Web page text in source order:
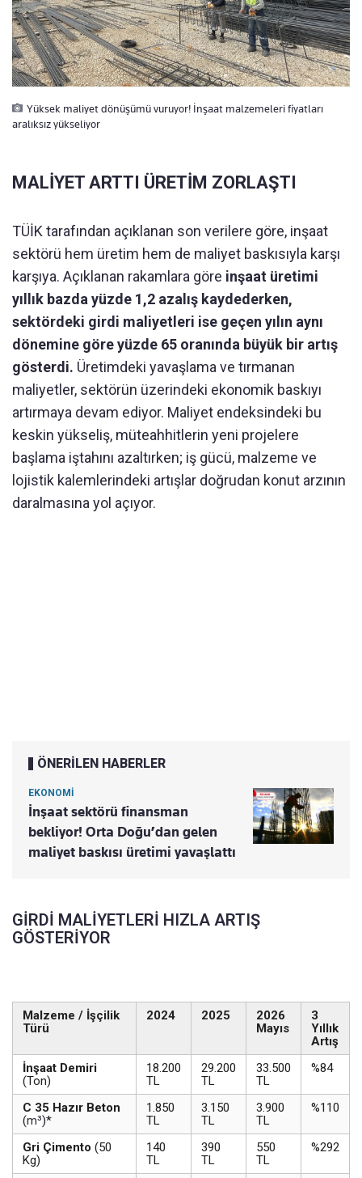
Yüksek maliyet dönüşümü vuruyor! İnşaat malzemeleri fiyatları
aralıksız yükseliyor
MALİYET ARTTI ÜRETİM ZORLAŞTI
TÜİK tarafından açıklanan son verilere göre, inşaat
sektörü hem üretim hem de maliyet baskısıyla karşı
karşıya. Açıklanan rakamlara göre inşaat üretimi
yıllık bazda yüzde 1,2 azalış kaydederken,
sektördeki girdi maliyetleri ise geçen yılın aynı
dönemine göre yüzde 65 oranında büyük bir artış
gösterdi. Üretimdeki yavaşlama ve tırmanan
maliyetler, sektörün üzerindeki ekonomik baskıyı
artırmaya devam ediyor. Maliyet endeksindeki bu
keskin yükseliş, müteahhitlerin yeni projelere
başlama iştahını azaltırken; iş gücü, malzeme ve
lojistik kalemlerindeki artışlar doğrudan konut arzının
daralmasına yol açıyor.
ÖNERİLEN HABERLER
EKONOMİ
İnşaat sektörü finansman
bekliyor! Orta Doğu’dan gelen
maliyet baskısı üretimi yavaşlattı
GİRDİ MALİYETLERİ HIZLA ARTIŞ
GÖSTERİYOR
Malzeme / İşçilik
Türü
2024 2025
2026
Mayıs
3
Yıllık
Artış
İnşaat Demiri
(Ton)
18.200
TL
29.200
TL
33.500
TL
%84
C 35 Hazır Beton
(m³)*
1.850
TL
3.150
TL
3.900
TL
%110
Gri Çimento (50
Kg)
140
TL
390
TL
550
TL
%292